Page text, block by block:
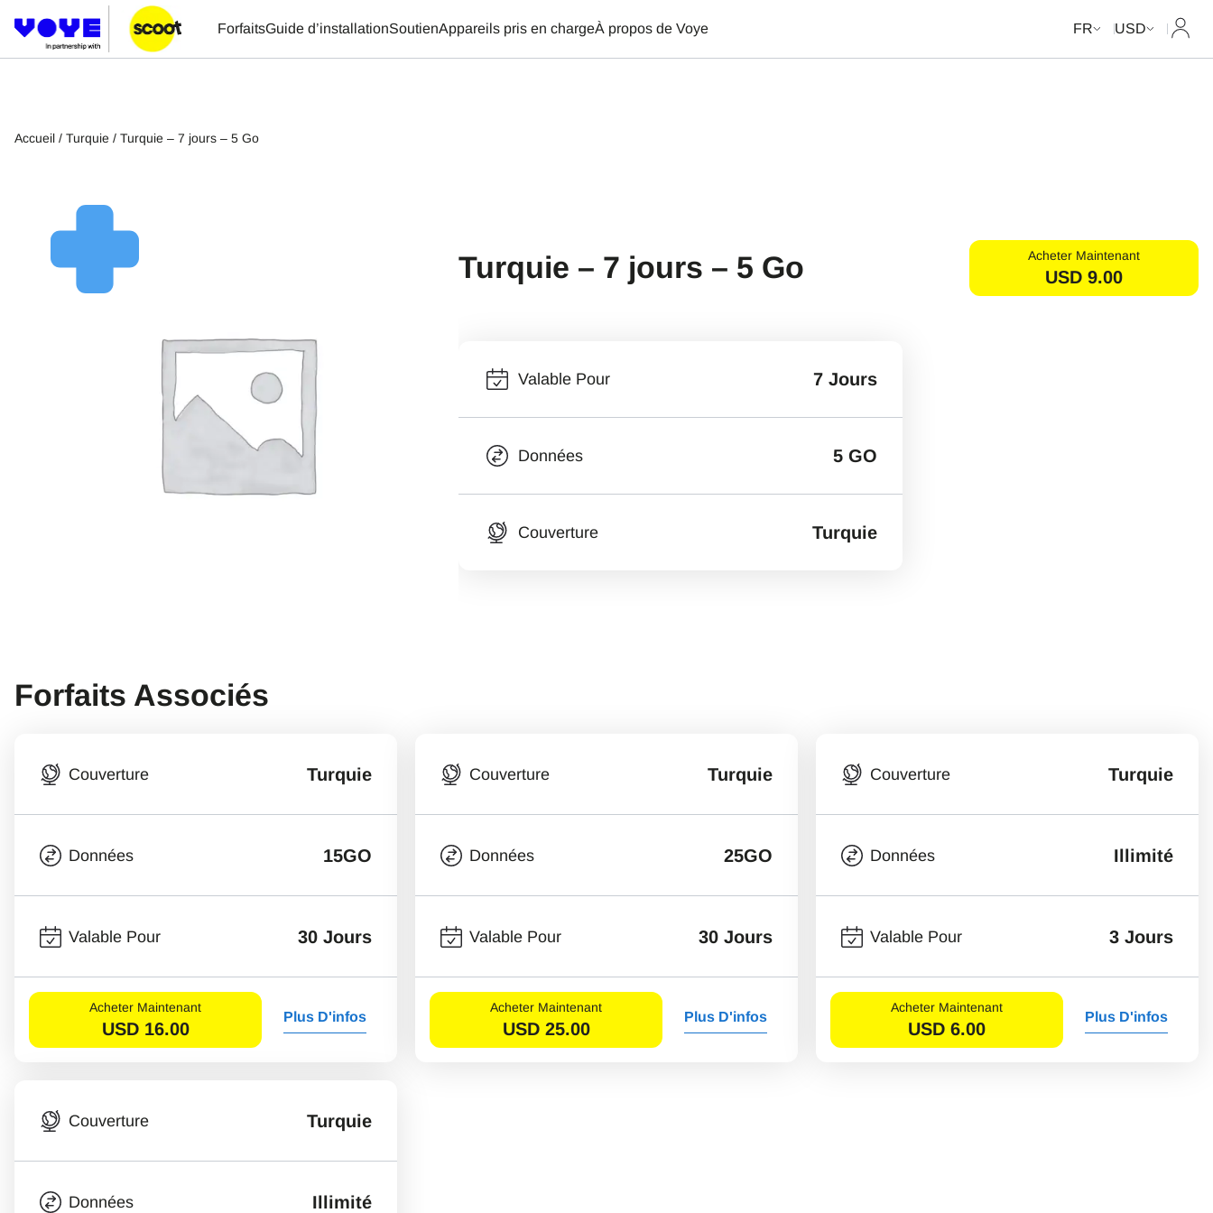
ForfaitsGuide d’installationSoutienAppareils pris en chargeÀ propos de Voye FR USD Mon
Accueil / Turquie / Turquie – 7 jours – 5 Go
Turquie – 7 jours – 5 Go Acheter Maintenant
USD 9.00
Valable Pour 7 Jours
Données 5 GO
Couverture Turquie
Forfaits Associés
Couverture Turquie
Données 15GO
Valable Pour 30 Jours
Acheter Maintenant
USD 16.00
Plus D'infos
Couverture Turquie
Données 25GO
Valable Pour 30 Jours
Acheter Maintenant
USD 25.00
Plus D'infos
Couverture Turquie
Données Illimité
Valable Pour 3 Jours
Acheter Maintenant
USD 6.00
Plus D'infos
Couverture Turquie
Données Illimité